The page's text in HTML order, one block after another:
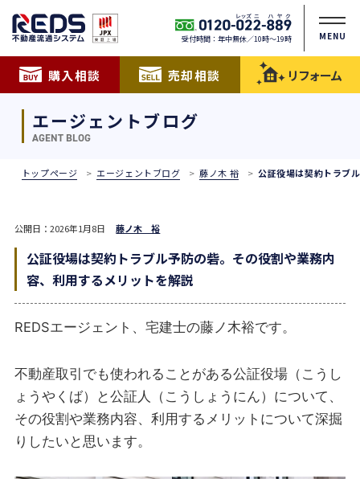
受付時間：年中無休／10時〜19時 MENU
購入相談 売却相談 リフォーム
エージェントブログ
AGENT BLOG
トップページ エージェントブログ 藤ノ木 裕 公証役場は契約トラブ
公開日：2026年1月8日藤ノ木 裕
公証役場は契約トラブル予防の砦。その役割や業務内
容、利用するメリットを解説
REDSエージェント、宅建士の藤ノ木裕です。
不動産取引でも使われることがある公証役場（こうし
ょうやくば）と公証人（こうしょうにん）について、
その役割や業務内容、利用するメリットについて深掘
りしたいと思います。